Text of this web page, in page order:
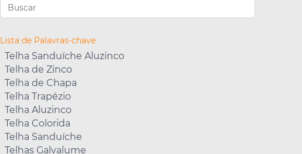
Lista de Palavras-chave
Telha Sanduíche Aluzinco
Telha de Zinco
Telha de Chapa
Telha Trapézio
Telha Aluzinco
Telha Colorida
Telha Sanduíche
Telhas Galvalume